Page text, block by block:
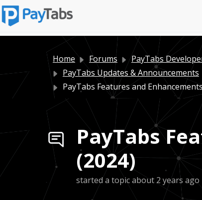
Home Forums
PayTabs
PayTabs Updates & Announcements
PayTabs Features and
PayTabs
(2024)
started a topicabout 2 years ago